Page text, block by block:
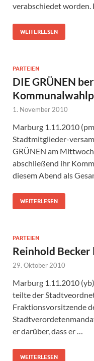
verabschiedet worden.
WEITERLESEN
PARTEIEN
DIE GRÜNEN
1. November 2010
Marburg 1.11.2010
Stadtmitglieder-
GRÜNEN am
abschließend ihr
diesem Abend als
WEITERLESEN
PARTEIEN
Reinhold
29. Oktober 2010
Marburg 1.11.2010
teilte der
Fraktionsvorsitzende
er darüber, dass er …
WEITERLESEN